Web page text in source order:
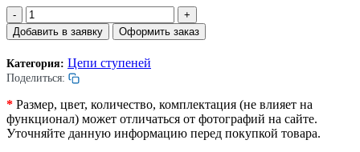
Количество
товара
Ось
ступени
цепи
эскалатора.
800мм.
Палец
D=14,63мм.
Добавить в заявку Оформить заказ
Категория: Цепи ступеней
Поделиться:
* Размер, цвет, количество, комплектация (не влияет на
функционал) может отличаться от фотографий на сайте.
Уточняйте данную информацию перед покупкой товара.